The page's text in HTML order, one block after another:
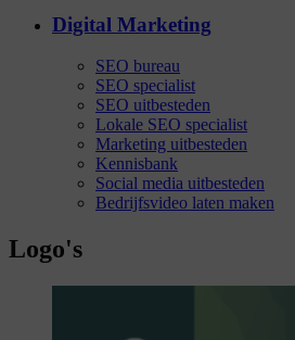
Digital Marketing
SEO bureau
SEO specialist
SEO uitbesteden
Lokale SEO specialist
Marketing uitbesteden
Kennisbank
Social media uitbesteden
Bedrijfsvideo laten maken
Logo's